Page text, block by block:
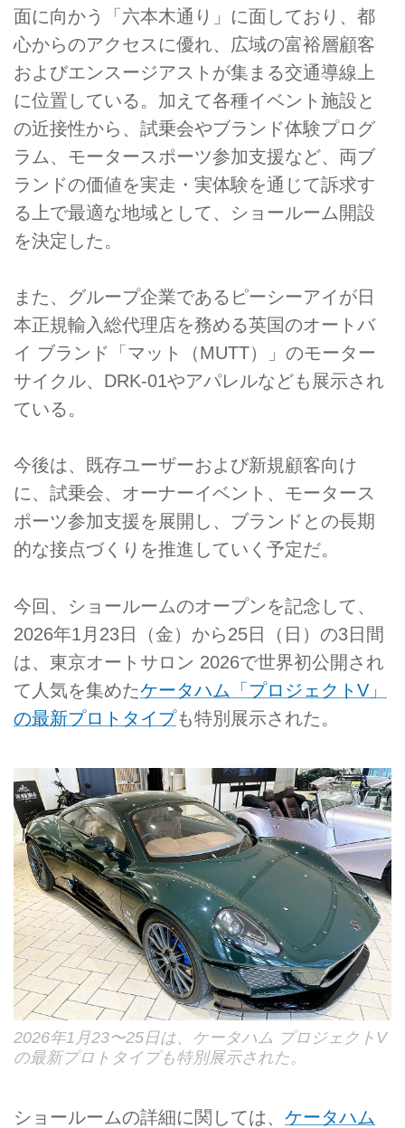
面に向かう「六本木通り」に面しており、都
心からのアクセスに優れ、広域の富裕層顧客
およびエンスージアストが集まる交通導線上
に位置している。加えて各種イベント施設と
の近接性から、試乗会やブランド体験プログ
ラム、モータースポーツ参加支援など、両ブ
ランドの価値を実走・実体験を通じて訴求す
る上で最適な地域として、ショールーム開設
を決定した。
また、グループ企業であるピーシーアイが日
本正規輸入総代理店を務める英国のオートバ
イ ブランド「マット（MUTT）」のモーター
サイクル、DRK-01やアパレルなども展示され
ている。
今後は、既存ユーザーおよび新規顧客向け
に、試乗会、オーナーイベント、モータース
ポーツ参加支援を展開し、ブランドとの長期
的な接点づくりを推進していく予定だ。
今回、ショールームのオープンを記念して、
2026年1月23日（金）から25日（日）の3日間
は、東京オートサロン 2026で世界初公開され
て人気を集めたケータハム「プロジェクトV」
の最新プロトタイプも特別展示された。
2026年1月23〜25日は、ケータハム プロジェクトV
の最新プロトタイプも特別展示された。
ショールームの詳細に関しては、 ケータハム